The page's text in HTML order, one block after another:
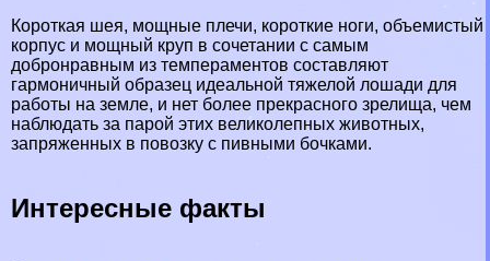
Короткая шея, мощные плечи, короткие ноги, объемистый
корпус и мощный круп в сочетании с самым
добронравным из темпераментов составляют
гармоничный образец идеальной тяжелой лошади для
работы на земле, и нет более прекрасного зрелища, чем
наблюдать за парой этих великолепных животных,
запряженных в повозку с пивными бочками.
Интересные факты